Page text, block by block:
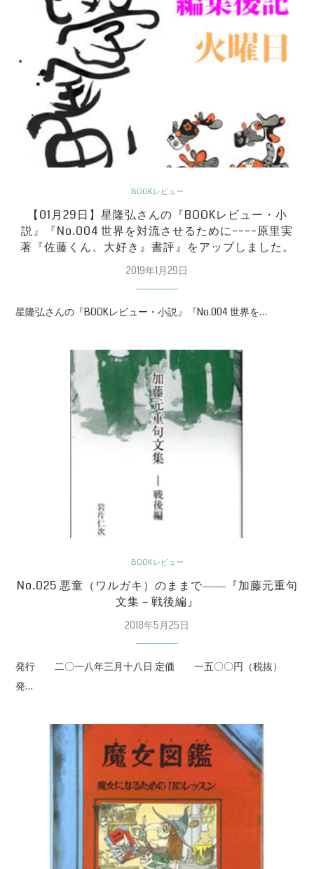
BOOKレビュー
【01月29日】星隆弘さんの『BOOKレビュー・小
説』『No.004 世界を対流させるために––––原里実
著『佐藤くん、大好き』書評』をアップしました。
2019年1月29日
星隆弘さんの『BOOKレビュー・小説』『No.004 世界を…
BOOKレビュー
No.025 悪童（ワルガキ）のままで――『加藤元重句
文集－戦後編』
2018年5月25日
発行 二〇一八年三月十八日 定価 一五〇〇円（税抜）
発…